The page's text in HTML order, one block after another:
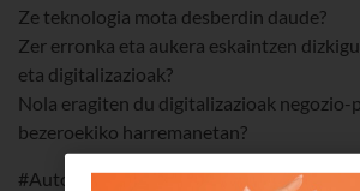
Ze teknologia mota desberdin daude?
Zer erronka eta aukera eskaintzen
eta digitalizazioak?
Nola eragiten du digitalizazioak negozio-
bezeroekiko harremanetan?
#AutomatizazioaDigitalizazioa